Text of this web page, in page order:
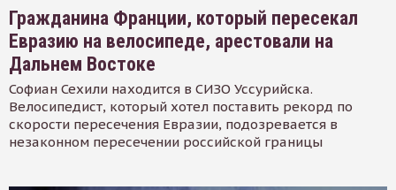
Гражданина Франции, который пересекал
Евразию на велосипеде, арестовали на
Дальнем Востоке
Софиан Сехили находится в СИЗО Уссурийска.
Велосипедист, который хотел поставить рекорд по
скорости пересечения Евразии, подозревается в
незаконном пересечении российской границы